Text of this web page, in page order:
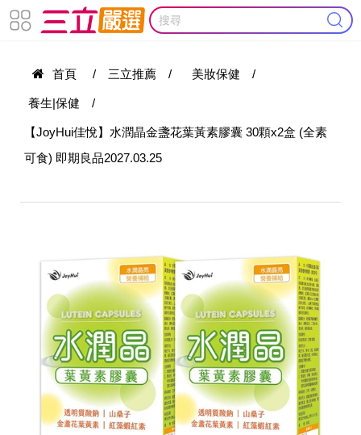
首頁 / 三立推薦 / 美妝保健 /
養生|保健 /
【JoyHui佳悅】水潤晶金盞花葉黃素膠囊 30顆x2盒 (全素
可食) 即期良品2027.03.25